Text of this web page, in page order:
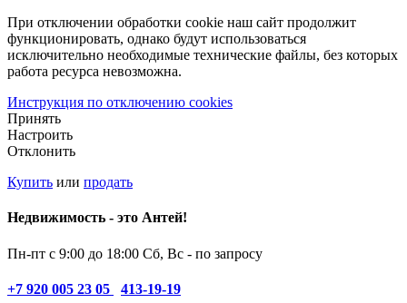
При отключении обработки cookie наш сайт продолжит
функционировать, однако будут использоваться
исключительно необходимые технические файлы, без которых
работа ресурса невозможна.
Инструкция по отключению cookies
Принять
Настроить
Отклонить
Купить или продать
Недвижимость - это Антей!
Пн-пт с 9:00 до 18:00 Сб, Вс - по запросу
+7 920 005 23 05 413-19-19